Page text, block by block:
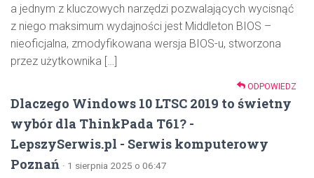
a jednym z kluczowych narzędzi pozwalających wycisnąć
z niego maksimum wydajności jest Middleton BIOS –
nieoficjalna, zmodyfikowana wersja BIOS-u, stworzona
przez użytkownika […]
ODPOWIEDZ
Dlaczego Windows 10 LTSC 2019 to świetny
wybór dla ThinkPada T61? -
LepszySerwis.pl - Serwis komputerowy
Poznań · 1 sierpnia 2025 o 06:47